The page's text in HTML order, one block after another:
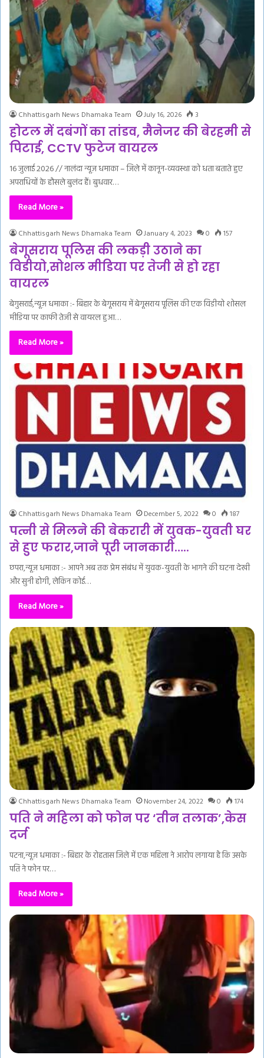
Chhattisgarh News Dhamaka Team July 16, 2026 3
होटल में दबंगों का तांडव, मैनेजर की बेरहमी से
पिटाई, CCTV फुटेज वायरल
16 जुलाई 2026 // नालंदा न्यूज़ धमाका – जिले में कानून-व्यवस्था को धता बताते हुए
अपराधियों के हौसले बुलंद हैं। बुधवार…
Read More »
Chhattisgarh News Dhamaka Team January 4, 2023 0 157
बेगूसराय पूलिस की लकड़ी उठाने का
विडीयो,सोशल मीडिया पर तेजी से हो रहा
वायरल
बेगुसराई,न्यूज़ धमाका :- बिहार के बेगूसराय में बेगूसराय पूलिस की एक विडीयो शोसल
मीडिया पर काफी तेजी से वायरल हुआ…
Read More »
Chhattisgarh News Dhamaka Team December 5, 2022 0 187
पत्नी से मिलने की बेकरारी में युवक-युवती घर
से हुए फरार,जाने पूरी जानकारी…..
छपरा,न्यूज़ धमाका :- आपने अब तक प्रेम संबंध में युवक-युवती के भागने की घटना देखी
और सुनी होगी, लेकिन कोई…
Read More »
Chhattisgarh News Dhamaka Team November 24, 2022 0 174
पति ने महिला को फोन पर ‘तीन तलाक’,केस
दर्ज
पटना,न्यूज़ धमाका :- बिहार के रोहतास जिले में एक महिला ने आरोप लगाया है कि उसके
पति ने फोन पर…
Read More »